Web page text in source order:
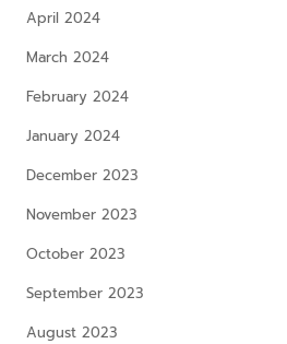
April 2024
March 2024
February 2024
January 2024
December 2023
November 2023
October 2023
September 2023
August 2023